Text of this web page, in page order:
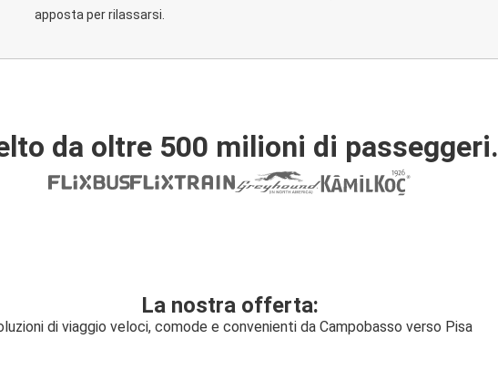
apposta per rilassarsi.
da oltre 500 milioni di passeggeri.
La nostra offerta:
di viaggio veloci, comode e convenienti da Campobasso verso Pisa